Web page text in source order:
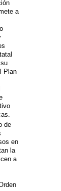
a
Plan
de
en
la
a